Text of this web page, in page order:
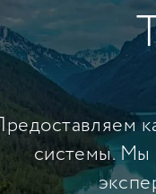
Предоставляем
системы. Мы